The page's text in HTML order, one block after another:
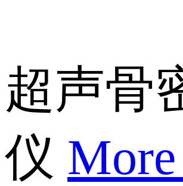
超声骨
仪